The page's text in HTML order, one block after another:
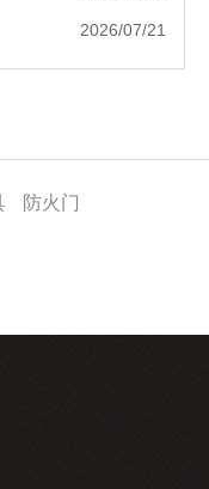
2026/07/21
防火门